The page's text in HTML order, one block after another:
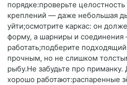
порядке:проверьте целостность
креплений — даже небольшая
уйти;осмотрите каркас: он
форму, а шарниры и соединения
работать;подберите
прочным, но не слишком
рыбу.Не забудьте про приманку.
хорошо работают:распаренные